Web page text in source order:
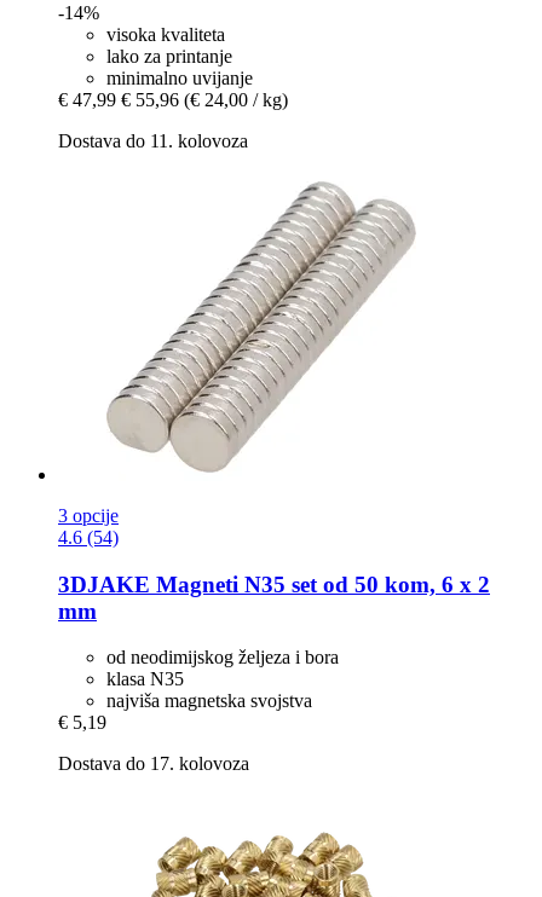
-14%
visoka kvaliteta
lako za printanje
minimalno uvijanje
€ 47,99 € 55,96 (€ 24,00 / kg)
Dostava do 11. kolovoza
3 opcije
4.6 (54)
3DJAKE Magneti N35 set od 50 kom, 6 x 2
mm
od neodimijskog željeza i bora
klasa N35
najviša magnetska svojstva
€ 5,19
Dostava do 17. kolovoza